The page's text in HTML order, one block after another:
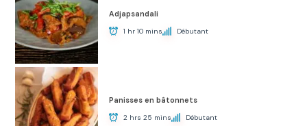
Adjapsandali
1 hr 10 mins Débutant
Panisses en bâtonnets
2 hrs 25 mins Débutant